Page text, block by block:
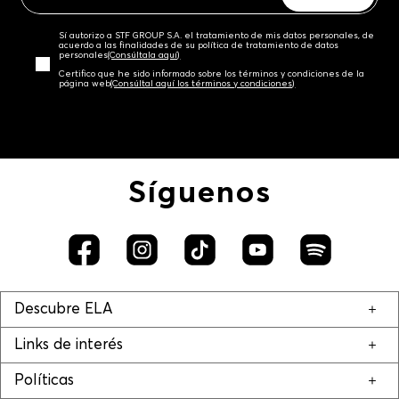
Sí autorizo a STF GROUP S.A. el tratamiento de mis datos personales, de
acuerdo a las finalidades de su política de tratamiento de datos
personales‎(Consúltala aquí)
Certifico que he sido informado sobre los términos y condiciones de la
página web‎(Consúltal aquí los términos y condiciones)
Síguenos
Descubre ELA
Links de interés
Políticas